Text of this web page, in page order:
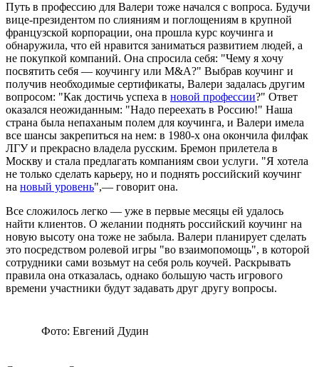
Путь в профессию для Валери тоже начался с вопроса. Будучи
вице-президентом по слияниям и поглощениям в крупной
французской корпорации, она прошла курс коучинга и
обнаружила, что ей нравится заниматься развитием людей, а
не покупкой компаний. Она спросила себя: "Чему я хочу
посвятить себя — коучингу или M&A?" Выбрав коучинг и
получив необходимые сертификаты, Валери задалась другим
вопросом: "Как достичь успеха в новой профессии?" Ответ
оказался неожиданным: "Надо переехать в Россию!" Наша
страна была непаханым полем для коучинга, и Валери имела
все шансы закрепиться на нем: в 1980-х она окончила филфак
ЛГУ и прекрасно владела русским. Бремон прилетела в
Москву и стала предлагать компаниям свои услуги. "Я хотела
не только сделать карьеру, но и поднять российский коучинг
на новый уровень",— говорит она.
Все сложилось легко — уже в первые месяцы ей удалось
найти клиентов. О желании поднять российский коучинг на
новую высоту она тоже не забыла. Валери планирует сделать
это посредством ролевой игры "во взаимопомощь", в которой
сотрудники сами возьмут на себя роль коучей. Раскрывать
правила она отказалась, однако большую часть игрового
времени участники будут задавать друг другу вопросы.
Фото: Евгений Дудин